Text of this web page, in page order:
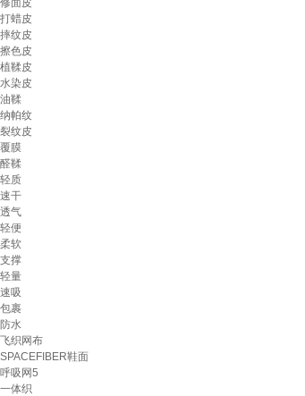
修面皮
打蜡皮
摔纹皮
擦色皮
植鞣皮
水染皮
油鞣
纳帕纹
裂纹皮
覆膜
醛鞣
轻质
速干
透气
轻便
柔软
支撑
轻量
速吸
包裹
防水
飞织网布
SPACEFIBER鞋面
呼吸网5
一体织